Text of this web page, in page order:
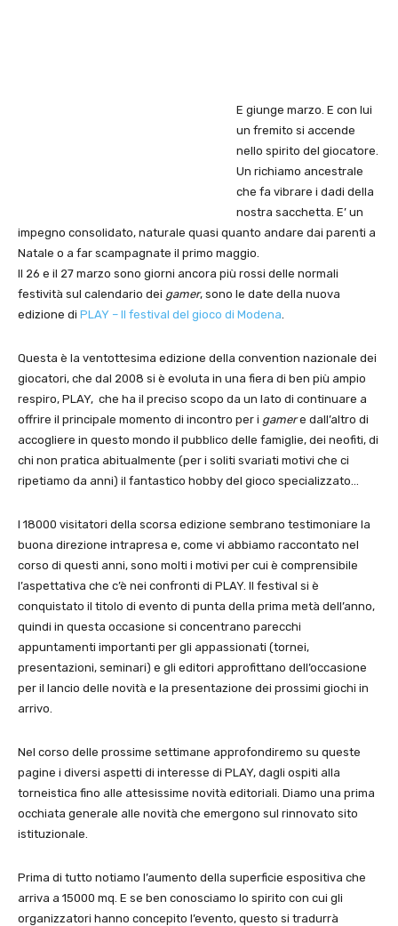
E giunge marzo. E con lui
un fremito si accende
nello spirito del giocatore.
Un richiamo ancestrale
che fa vibrare i dadi della
nostra sacchetta. E’ un
impegno consolidato, naturale quasi quanto andare dai parenti a
Natale o a far scampagnate il primo maggio.
Il 26 e il 27 marzo sono giorni ancora più rossi delle normali
festività sul calendario dei gamer, sono le date della nuova
edizione di PLAY – Il festival del gioco di Modena.
Questa è la ventottesima edizione della convention nazionale dei
giocatori, che dal 2008 si è evoluta in una fiera di ben più ampio
respiro, PLAY, che ha il preciso scopo da un lato di continuare a
offrire il principale momento di incontro per i gamere dall’altro di
accogliere in questo mondo il pubblico delle famiglie, dei neofiti, di
chi non pratica abitualmente (per i soliti svariati motivi che ci
ripetiamo da anni) il fantastico hobby del gioco specializzato…
I 18000 visitatori della scorsa edizione sembrano testimoniare la
buona direzione intrapresa e, come vi abbiamo raccontato nel
corso di questi anni, sono molti i motivi per cui è comprensibile
l’aspettativa che c’è nei confronti di PLAY. Il festival si è
conquistato il titolo di evento di punta della prima metà dell’anno,
quindi in questa occasione si concentrano parecchi
appuntamenti importanti per gli appassionati (tornei,
presentazioni, seminari) e gli editori approfittano dell’occasione
per il lancio delle novità e la presentazione dei prossimi giochi in
arrivo.
Nel corso delle prossime settimane approfondiremo su queste
pagine i diversi aspetti di interesse di PLAY, dagli ospiti alla
torneistica fino alle attesissime novità editoriali. Diamo una prima
occhiata generale alle novità che emergono sul rinnovato sito
istituzionale.
Prima di tutto notiamo l’aumento della superficie espositiva che
arriva a 15000 mq. E se ben conosciamo lo spirito con cui gli
organizzatori hanno concepito l’evento, questo si tradurrà